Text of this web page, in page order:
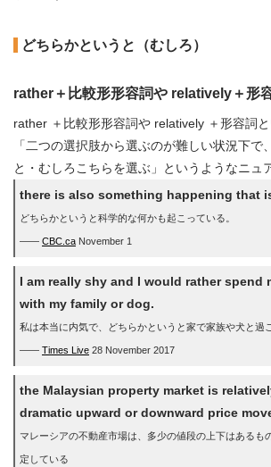
どちらかというと（むしろ）
rather＋比較形形容詞や relatively＋形
rather ＋比較形形容詞や relatively ＋形容詞と
「二つの選択肢から選ぶのが難しい状況下で
と・むしろこちらを選ぶ」というようなニュ
there is also something happening that
どちらかというと科学的な何かも起こっている。
―― CBC.ca November 1
I am really shy and I would rather spend
with my family or dog.
私は本当に内気で、どちらかというと家で家族や犬と過
―― Times Live 28 November 2017
the Malaysian property market is
dramatic upward or downward price
マレーシアの不動産市場は、多少の値段の上下はあるも
定している